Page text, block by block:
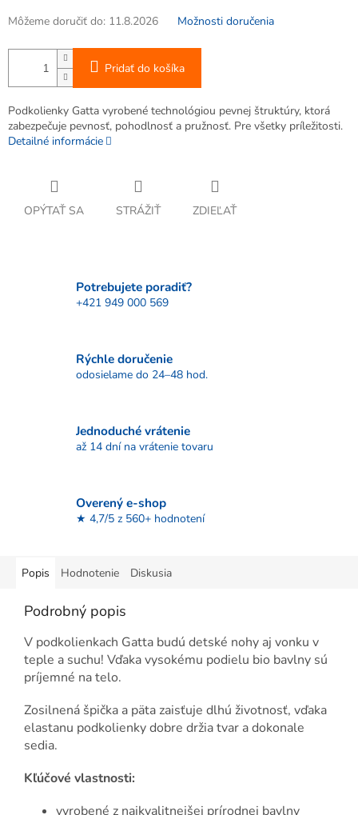
Môžeme doručiť do: 11.8.2026 Možnosti doručenia
Pridať do košíka
Podkolienky Gatta vyrobené technológiou pevnej štruktúry, ktorá
zabezpečuje pevnosť, pohodlnosť a pružnosť. Pre všetky príležitosti.
Detailné informácie
OPÝTAŤ SA STRÁŽIŤ ZDIEĽAŤ
Potrebujete poradiť?
+421 949 000 569
Rýchle doručenie
odosielame do 24–48 hod.
Jednoduché vrátenie
až 14 dní na vrátenie tovaru
Overený e-shop
★ 4,7/5 z 560+ hodnotení
Popis Hodnotenie Diskusia
Podrobný popis
V podkolienkach Gatta budú detské nohy aj vonku v
teple a suchu! Vďaka vysokému podielu bio bavlny sú
príjemné na telo.
Zosilnená špička a päta zaisťuje dlhú životnosť, vďaka
elastanu podkolienky dobre držia tvar a dokonale
sedia.
Kľúčové vlastnosti:
vyrobené z najkvalitnejšej prírodnej bavlny